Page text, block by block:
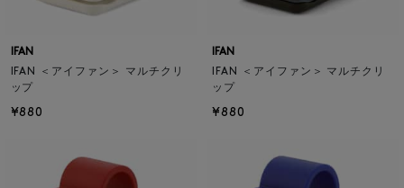
IFAN
IFAN ＜アイファン＞ マルチクリ
ップ
¥880
IFAN
IFAN ＜アイファン＞ マルチクリ
ップ
¥880